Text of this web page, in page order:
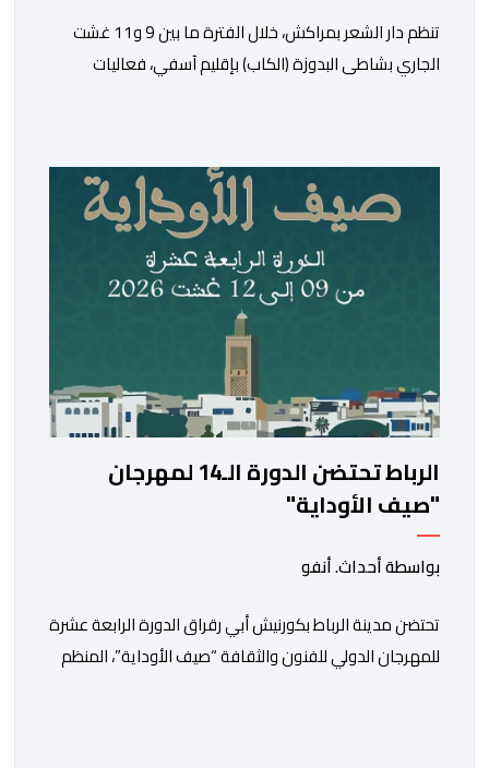
تنظم دار الشعر بمراكش، خلال الفترة ما بين 9 و11 غشت
الجاري بشاطى البدوزة (الكاب) بإقليم آسفي، فعاليات
الجهوية لقطاع الثقافة مراكش -آسفي، تندرج ضمن انفتاح
الدار على مختلف المدن والجهات المغربية الجنوبية، وأيضا
من أجل المزيد من الانفتاح […]
الرباط تحتضن الدورة الـ14 لمهرجان
"صيف الأوداية"
بواسطة أحداث. أنفو
تحتضن مدينة الرباط بكورنيش أبي رقراق الدورة الرابعة عشرة
للمهرجان الدولي للفنون والثقافة “صيف الأوداية”، المنظم